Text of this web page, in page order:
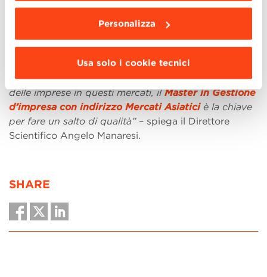
Personalizza
Usa solo i cookie tecnici
le redini di questo progetto di infrastrutture volto a
connettere Asia ed Europa, passando dall’Africa.
“Se hai passione per le culture orientali e vuoi
acquisire professionalità e strumenti per avere un
ruolo cruciale nei processi di internazionalizzazione
delle imprese in questi mercati, ilMaster in Gestione
d’impresa con indirizzo Mercati Asiaticiè la chiave
per fare un salto di qualità”– spiega il Direttore
Scientifico Angelo Manaresi.
SHARE